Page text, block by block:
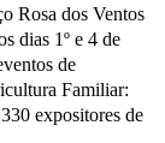
Rosa dos Ventos
dias 1º e 4 de
de
Familiar:
expositores de